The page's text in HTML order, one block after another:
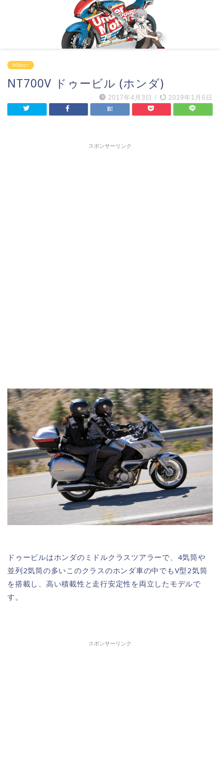
600cc~
NT700V ドゥービル (ホンダ)
2017年4月3日 / 2019年1月6日
スポンサーリンク
ドゥービルはホンダのミドルクラスツアラーで、4気筒や
並列2気筒の多いこのクラスのホンダ車の中でもV型2気筒
を搭載し、高い積載性と走行安定性を両立したモデルで
す。
スポンサーリンク